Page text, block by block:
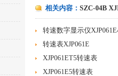
相关内容： SZC-04B
转速数字显示仪
转速表XJP061E
XJP061ET5转速表
XJP061E5转速表